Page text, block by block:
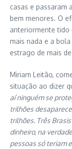
casas e passaram
bem menores. O
anteriormente tido
mais nada e a
estrago de mais
Miriam Leitão,
situação ao dizer
aí ninguém se
trilhões
trilhões. Três
dinheiro, na
pessoas só teriam